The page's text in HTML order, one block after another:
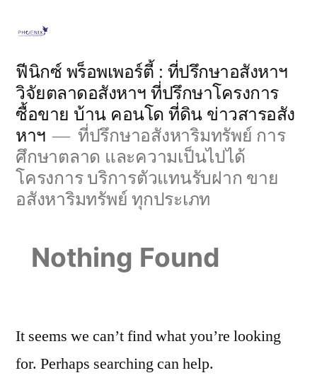
content
ฟีนิกซ์ พร็อพเพอร์ตี้ : ที่ปรึกษาอสังหาฯ
วิจัยตลาดอสังหาฯ ที่ปรึกษาโครงการ
ซื้อขาย บ้าน คอนโด ที่ดิน ข่าวสารอสัง
หาฯ
ที่ปรึกษาอสังหาริมทรัพย์ การ
ศึกษาตลาด และความเป็นไปได้
โครงการ บริการตัวแทนรับฝาก ขาย
อสังหาริมทรัพย์ ทุกประเภท
Nothing Found
It seems we can’t find what you’re looking
for. Perhaps searching can help.